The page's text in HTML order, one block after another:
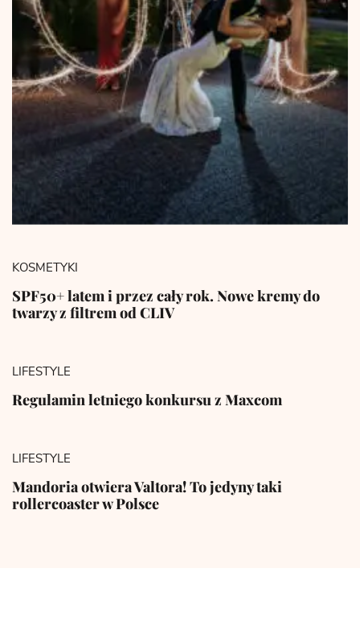
KOSMETYKI
SPF50+ latem i przez cały rok. Nowe kremy do
twarzy z filtrem od CLIV
LIFESTYLE
Regulamin letniego konkursu z Maxcom
LIFESTYLE
Mandoria otwiera Valtora! To jedyny taki
rollercoaster w Polsce